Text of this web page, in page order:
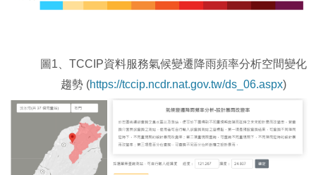
圖1、TCCIP資料服務氣候變遷降雨頻率分析空間變化
趨勢 (https://tccip.ncdr.nat.gov.tw/ds_06.aspx)